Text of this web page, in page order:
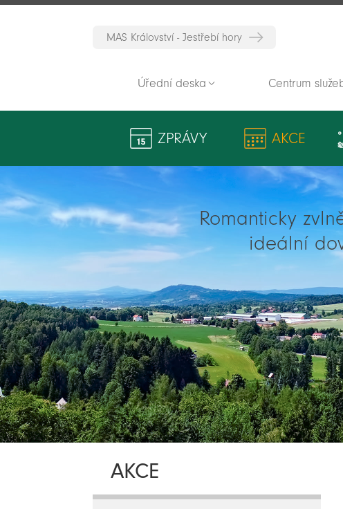
MAS Království - Jestřebí hory
Úřední deska Centrum
ZPRÁVY AKCE
Romanticky
ideální
AKCE